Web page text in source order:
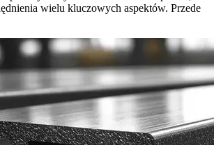
wielu kluczowych aspektów. Przede